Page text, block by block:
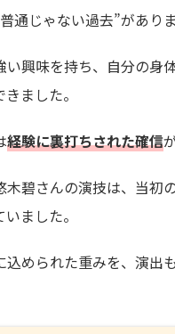
通じゃない過去”がありま
興味を持ち、自分の身
ました。
経験に裏打ちされた確信
碧さんの演技は、当初
ました。
められた重みを、演出